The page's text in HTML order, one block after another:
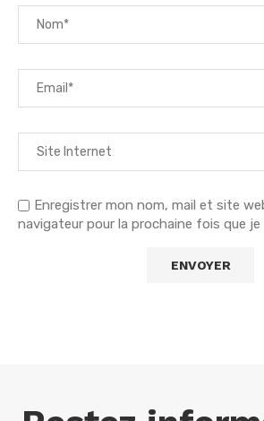
Enregistrer mon nom, mail et site
navigateur pour la prochaine fois que